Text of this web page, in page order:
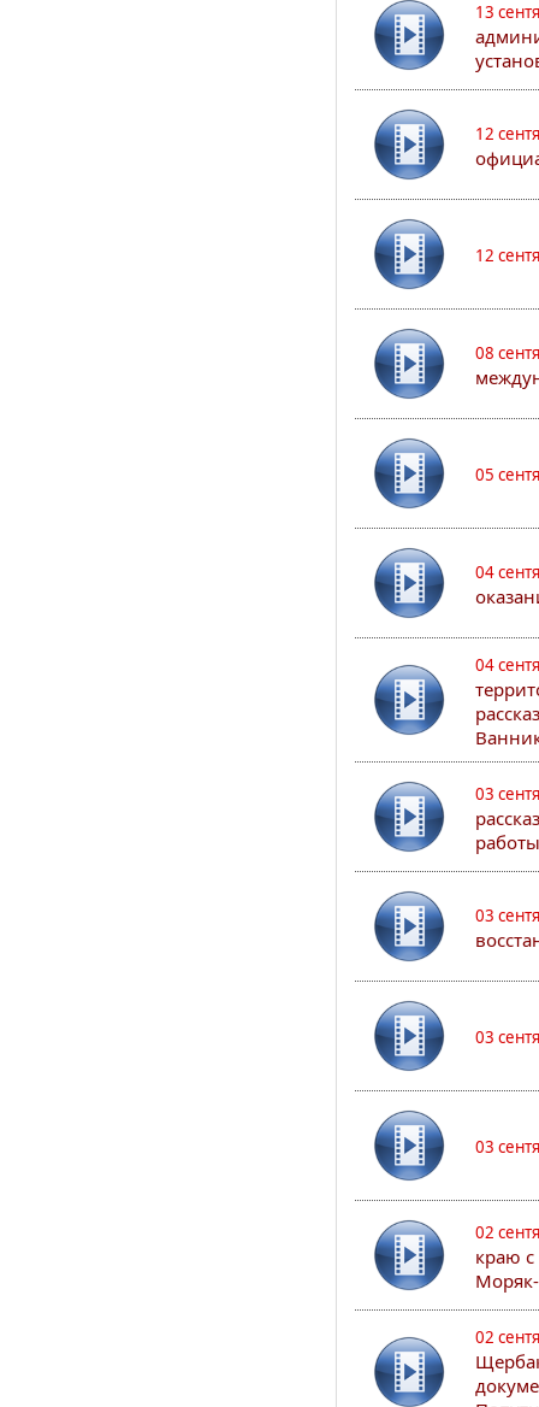
13
12
12
08
05
04
04
03
03
03
03
02
краю
02